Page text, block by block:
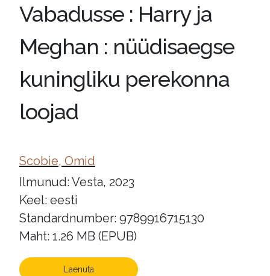
Vabadusse : Harry ja
Meghan : nüüdisaegse
kuningliku perekonna
loojad
Scobie, Omid
Ilmunud: Vesta, 2023
Keel: eesti
Standardnumber: 9789916715130
Maht: 1.26 MB (EPUB)
Laenuta